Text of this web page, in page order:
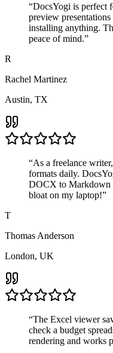
“DocsYogi is perfect
preview
installing anything.
peace of mind.”
R
Rachel Martinez
Austin, TX
“As a freelance
formats daily.
DOCX to Markdown
bloat on my laptop!”
T
Thomas Anderson
London, UK
“The Excel viewer
check a budget
rendering and works